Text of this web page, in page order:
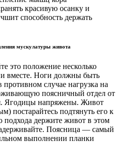
красивую осанку и
способность держать
мускулатуры живота
это положение несколько
вместе. Ноги должны быть
случае нагрузка на
поясничный отдел от
Ягодицы напряжены. Живот
постарайтесь подтянуть его к
подхода держите живот в этом
Поясница — самый
выполнении планки